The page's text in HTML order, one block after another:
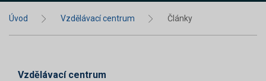
Úvod Vzdělávací centrum Články
Vzdělávací centrum